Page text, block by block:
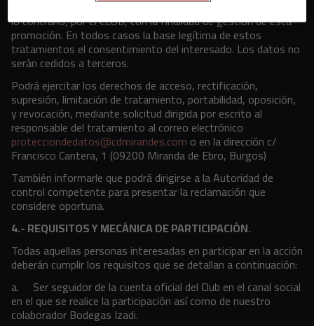
libremente facilita sean tratados, mientras que no comunique
lo contrario, por el CLUB, con la finalidad de gestión de esta
promoción. En todos casos la base legítima de estos
tratamientos el consentimiento del interesado. Los datos no
serán cedidos a terceros.
Podrá ejercitar los derechos de acceso, rectificación,
supresión, limitación de tratamiento, portabilidad, oposición,
y revocación, mediante solicitud dirigida por escrito al
responsable del tratamiento al correo electrónico
protecciondedatos@cdmirandes.com o en la dirección c/
Francisco Cantera, 1 (09200 Miranda de Ebro, Burgos)
También informarle que podrá dirigirse a la Autoridad de
control competente para presentar la reclamación que
considere oportuna.
4.- REQUISITOS Y MECÁNICA DE PARTICIPACIÓN.
Todas aquellas personas interesadas en participar en la acción
deberán cumplir los requisitos que se detallan a continuación:
a. Ser seguidor de la cuenta oficial del Club en el canal social
en el que se realice la participación así como de nuestro
colaborador Bodegas Izadi.